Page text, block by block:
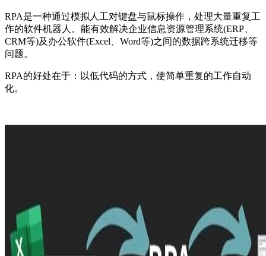
RPA是一种通过模拟人工对键盘与鼠标操作，处理大量重复工
作的软件机器人。能有效解决企业信息资源管理系统(ERP、
CRM等)及办公软件(Excel、Word等)之间的数据跨系统迁移等
问题。
RPA的好处在于：以低代码的方式，使简单重复的工作自动
化。